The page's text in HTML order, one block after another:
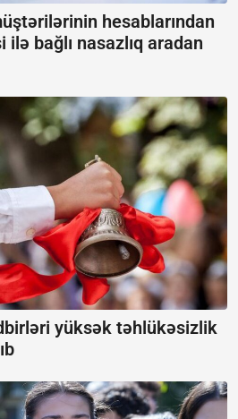
hesablarından
bağlı nasazlıq aradan
yüksək təhlükəsizlik